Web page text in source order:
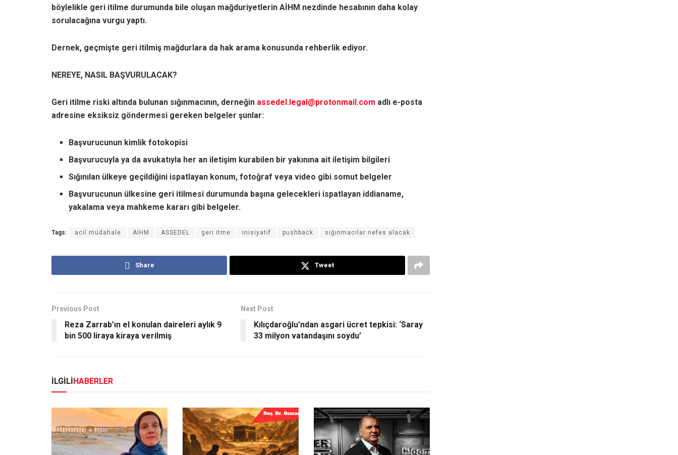
böylelikle geri itilme durumunda bile oluşan mağduriyetlerin AİHM nezdinde hesabının daha kolay
sorulacağına vurgu yaptı.
Dernek, geçmişte geri itilmiş mağdurlara da hak arama konusunda rehberlik ediyor.
NEREYE, NASIL BAŞVURULACAK?
Geri itilme riski altında bulunan sığınmacının, derneğin assedel.legal@protonmail.com adlı e-posta
adresine eksiksiz göndermesi gereken belgeler şunlar:
Başvurucunun kimlik fotokopisi
Başvurucuyla ya da avukatıyla her an iletişim kurabilen bir yakınına ait iletişim bilgileri
Sığınılan ülkeye geçildiğini ispatlayan konum, fotoğraf veya video gibi somut belgeler
Başvurucunun ülkesine geri itilmesi durumunda başına gelecekleri ispatlayan iddianame,
yakalama veya mahkeme kararı gibi belgeler.
Tags: acil müdahale AİHM ASSEDEL geri itme inisiyatif pushback sığınmacılar nefes alacak
Share Tweet
Previous Post
Reza Zarrab’ın el konulan daireleri aylık 9
bin 500 liraya kiraya verilmiş
Next Post
Kılıçdaroğlu’ndan asgari ücret tepkisi: ‘Saray
33 milyon vatandaşını soydu’
İLGİLİHABERLER